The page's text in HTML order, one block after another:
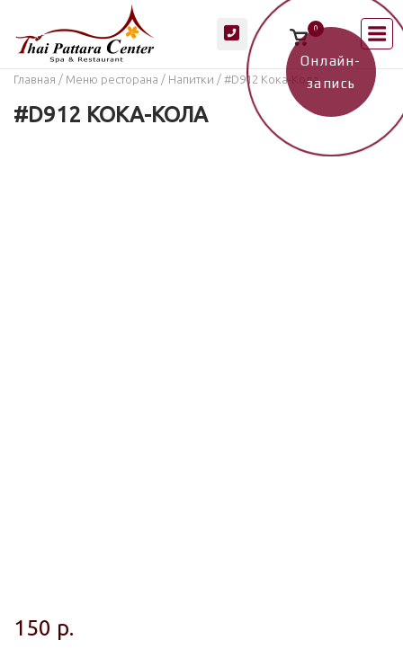
содержанию
Просмотр
корзины
покупок
0
Главная / Меню ресторана / Напитки / #D912 Кока-Кола
#D912 КОКА-КОЛА
150 р.
Онлайн-
запись